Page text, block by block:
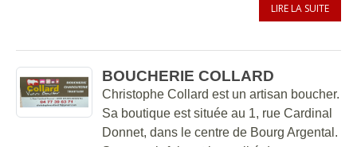
LIRE LA SUITE
BOUCHERIE COLLARD
Christophe Collard est un artisan boucher.
Sa boutique est située au 1, rue Cardinal
Donnet, dans le centre de Bourg Argental.